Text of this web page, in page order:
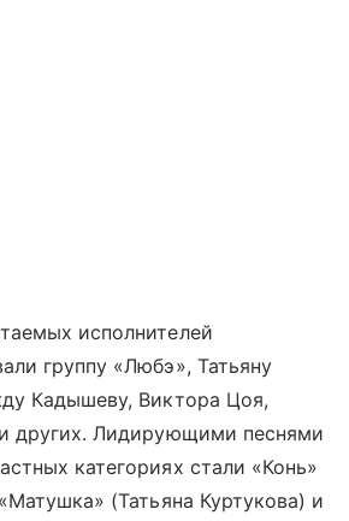
исполнителей
группу «Любэ», Татьяну
Кадышеву, Виктора Цоя,
других. Лидирующими песнями
категориях стали «Конь»
(Татьяна Куртукова) и